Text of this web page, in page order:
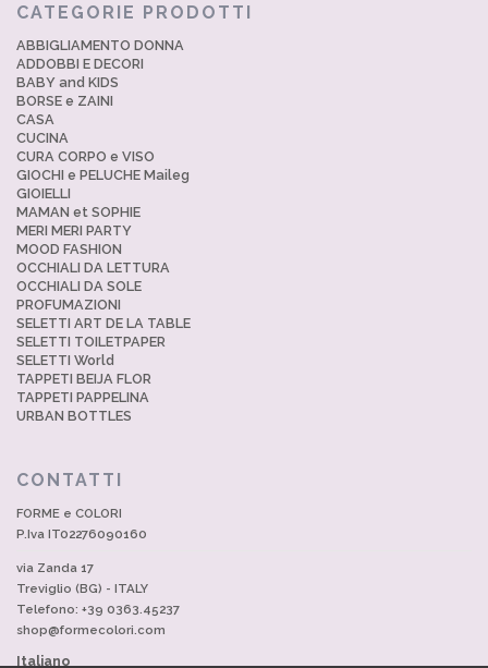
CATEGORIE PRODOTTI
ABBIGLIAMENTO DONNA
ADDOBBI E DECORI
BABY and KIDS
BORSE e ZAINI
CASA
CUCINA
CURA CORPO e VISO
GIOCHI e PELUCHE Maileg
GIOIELLI
MAMAN et SOPHIE
MERI MERI PARTY
MOOD FASHION
OCCHIALI DA LETTURA
OCCHIALI DA SOLE
PROFUMAZIONI
SELETTI ART DE LA TABLE
SELETTI TOILETPAPER
SELETTI World
TAPPETI BEIJA FLOR
TAPPETI PAPPELINA
URBAN BOTTLES
CONTATTI
FORME e COLORI
P.Iva IT02276090160
via Zanda 17
Treviglio (BG) - ITALY
Telefono: +39 0363.45237
shop@formecolori.com
Italiano